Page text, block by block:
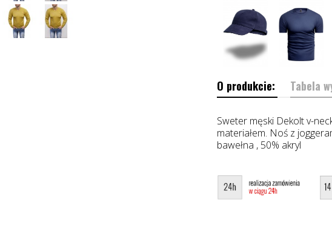
O produkcie: Tabela
Sweter męski Dekolt v-
materiałem. Noś z
bawełna , 50% akryl